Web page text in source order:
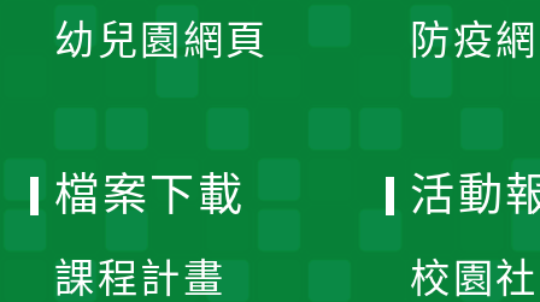
幼兒園網頁 防疫
檔案下載
課程計畫
活動
校園